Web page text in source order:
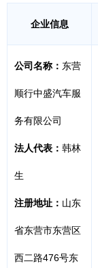
企业信息
公司名称： 东营
顺行中盛汽车服
务有限公司
法人代表： 韩林
生
注册地址： 山东
省东营市东营区
西二路476号东